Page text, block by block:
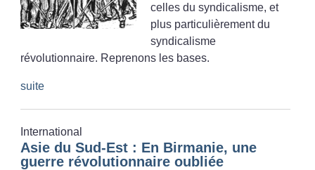
celles du syndicalisme, et
plus particulièrement du
syndicalisme
révolutionnaire. Reprenons les bases.
suite
International
Asie du Sud-Est : En Birmanie, une
guerre révolutionnaire oubliée